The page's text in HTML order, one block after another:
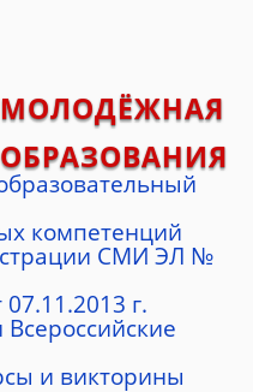
МОЛОДЁЖНАЯ
компетенций
СМИ ЭЛ №
г.
и викторины